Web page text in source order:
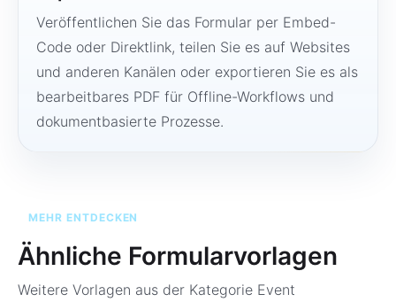
Veröffentlichen Sie das Formular per Embed-
Code oder Direktlink, teilen Sie es auf Websites
und anderen Kanälen oder exportieren Sie es als
bearbeitbares PDF für Offline-Workflows und
dokumentbasierte Prozesse.
MEHR ENTDECKEN
Ähnliche Formularvorlagen
Weitere Vorlagen aus der Kategorie Event